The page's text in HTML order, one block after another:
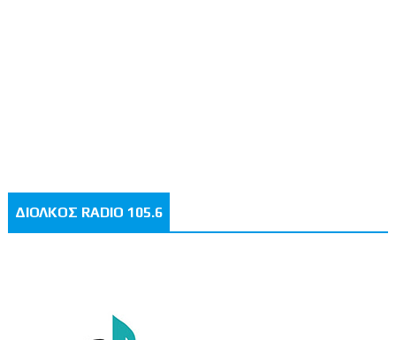
ΔΙΟΛΚΟΣ RADIO 105.6